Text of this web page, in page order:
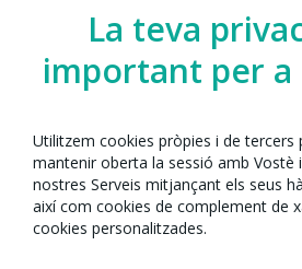
La teva
important per a
Utilitzem cookies pròpies i de tercers
mantenir oberta la sessió amb Vostè
nostres Serveis mitjançant els seus
així com cookies de complement de
cookies personalitzades.
Espai de participació
Dansa al ritme dels tambors